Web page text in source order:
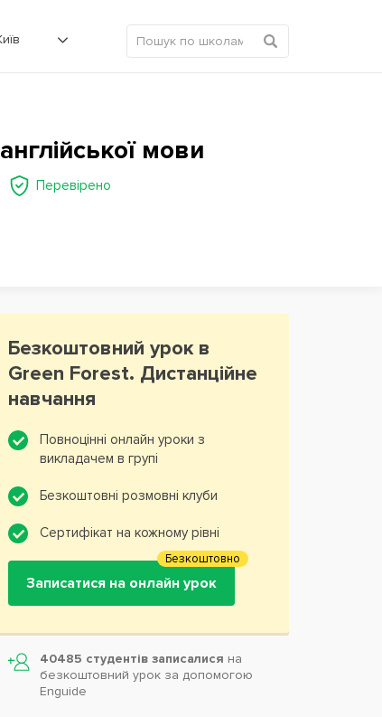
мови
Перевірено
Безкоштовний урок в
Green Forest. Дистанційне
навчання
Повноцінні онлайн уроки з
викладачем в групі
Безкоштовні розмовні клуби
Сертифікат на кожному рівні
Записатися на онлайн урок
Безкоштовно
40485 студентів записалися на
безкоштовний урок за допомогою
Enguide